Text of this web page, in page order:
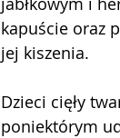
kapuście oraz
jej kiszenia.
Dzieci cięły
poniektórym